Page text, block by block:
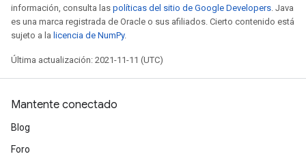
información, consulta las políticas del sitio de Google Developers. Java
es una marca registrada de Oracle o sus afiliados. Cierto contenido está
sujeto a la licencia de NumPy.
Última actualización: 2021-11-11 (UTC)
Mantente conectado
Blog
Foro